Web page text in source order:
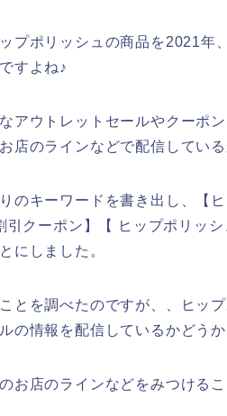
プポリッシュの商品を2021年
すよね♪
アウトレットセールやクーポ
店のラインなどで配信している
のキーワードを書き出し、【
クーポン】【 ヒップポリッ
にしました。
とを調べたのですが、、ヒッ
の情報を配信しているかどう
お店のラインなどをみつける